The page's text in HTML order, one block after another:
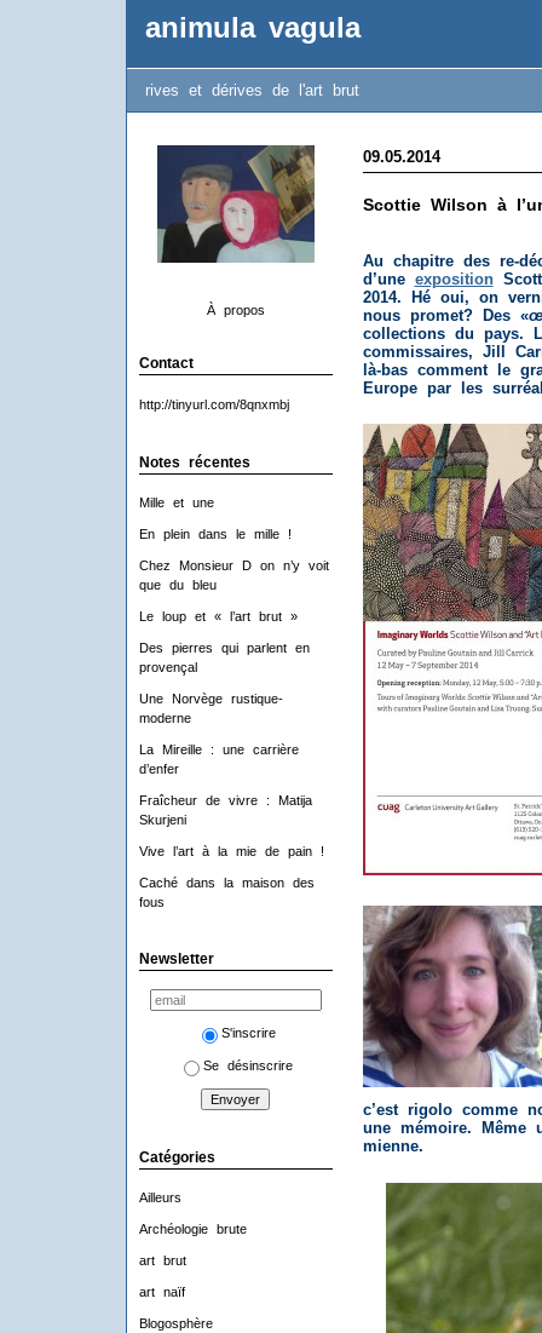
animula vagula
rives et dérives de l'art brut
À propos
Contact
http://tinyurl.com/8qnxmbj
Notes récentes
Mille et une
En plein dans le mille !
Chez Monsieur D on n’y voit
que du bleu
Le loup et « l’art brut »
Des pierres qui parlent en
provençal
Une Norvège rustique-
moderne
La Mireille : une carrière
d’enfer
Fraîcheur de vivre : Matija
Skurjeni
Vive l’art à la mie de pain !
Caché dans la maison des
fous
Newsletter
S'inscrire
Se désinscrire
Catégories
Ailleurs
Archéologie brute
art brut
art naïf
Blogosphère
09.05.2014
Scottie Wilson à
Au chapitre des re-
d’une exposition
2014. Hé oui, on
nous promet? Des «
collections du pays.
commissaires, Jill
là-bas comment le
Europe par les
c’est rigolo comme
une mémoire. Même
mienne.